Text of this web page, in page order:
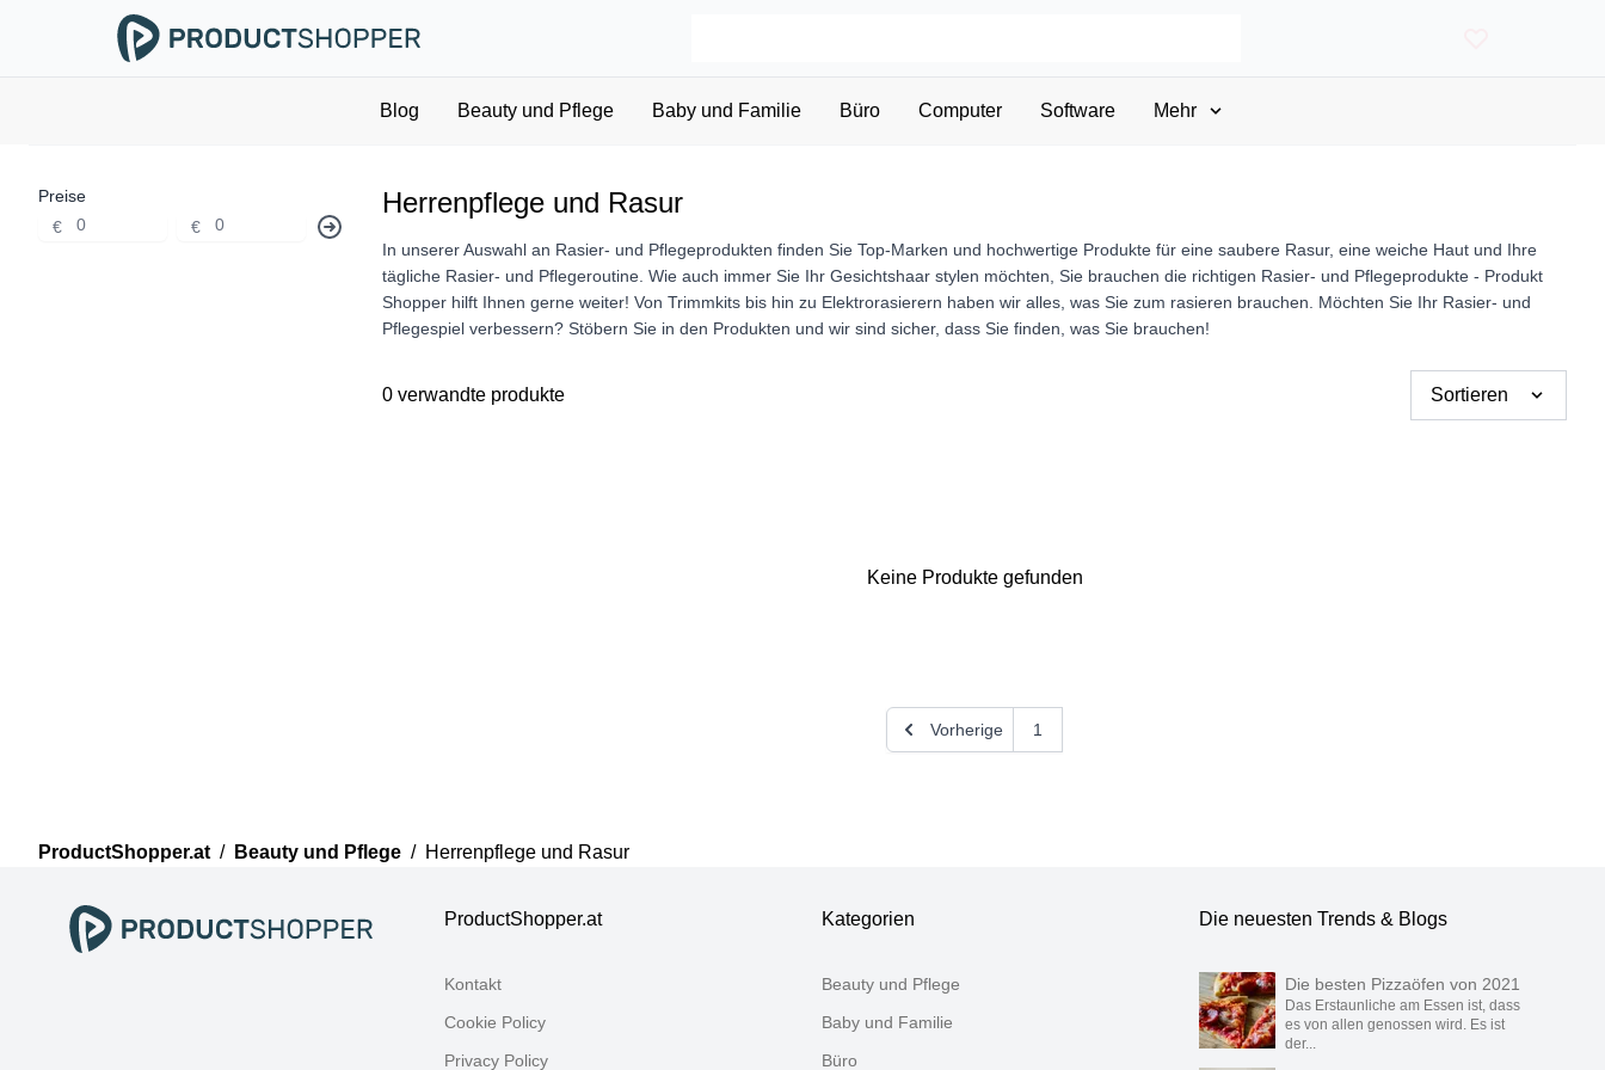
Blog Beauty und Pflege Baby und Familie Büro Computer Software Mehr
Preise
€
€
Herrenpflege und Rasur
In unserer Auswahl an Rasier- und Pflegeprodukten finden Sie Top-Marken und hochwertige Produkte für eine saubere Rasur, eine weiche Haut und Ihre
tägliche Rasier- und Pflegeroutine. Wie auch immer Sie Ihr Gesichtshaar stylen möchten, Sie brauchen die richtigen Rasier- und Pflegeprodukte - Produkt
Shopper hilft Ihnen gerne weiter! Von Trimmkits bis hin zu Elektrorasierern haben wir alles, was Sie zum rasieren brauchen. Möchten Sie Ihr Rasier- und
Pflegespiel verbessern? Stöbern Sie in den Produkten und wir sind sicher, dass Sie finden, was Sie brauchen!
0 verwandte produkte Sortieren
Keine Produkte gefunden
Vorherige 1
ProductShopper.at / Beauty und Pflege / Herrenpflege und Rasur
ProductShopper.at
Kontakt
Cookie Policy
Privacy Policy
Kategorien
Beauty und Pflege
Baby und Familie
Büro
Die neuesten Trends & Blogs
Die besten Pizzaöfen von 2021
Das Erstaunliche am Essen ist, dass
es von allen genossen wird. Es ist
der...